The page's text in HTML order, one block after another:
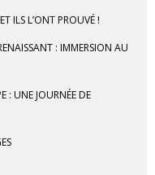
ILS L’ONT PROUVÉ !
: IMMERSION AU
: UNE JOURNÉE DE